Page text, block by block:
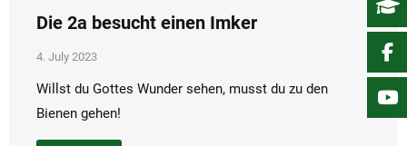
Die 2a besucht einen Imker
4. July 2023
Willst du Gottes Wunder sehen, musst du zu den
Bienen gehen!